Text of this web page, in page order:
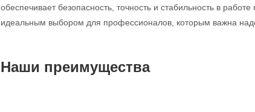
обеспечивает безопасность, точность и стабильность в
идеальным выбором для профессионалов, которым важна
Наши преимущества